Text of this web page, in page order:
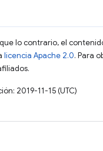
lo contrario, el
licencia Apache 2.0. Para
2019-11-15 (UTC)